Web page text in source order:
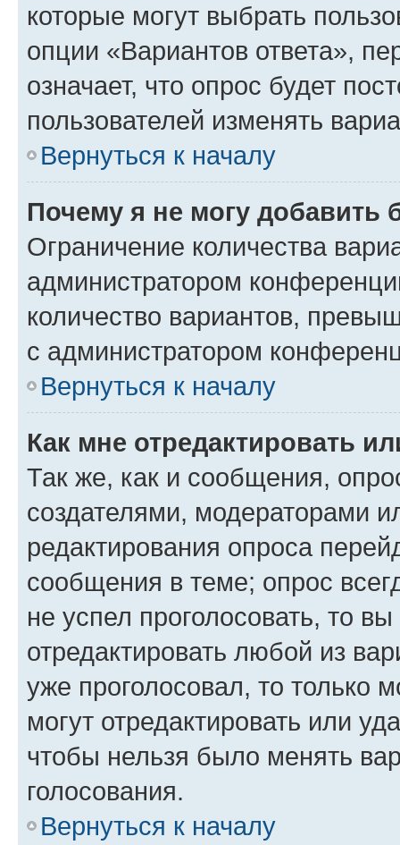
которые могут выбрать
опции «Вариантов ответа»,
означает, что опрос будет
пользователей изменять
Вернуться к началу
Почему я не могу добавить
Ограничение количества
администратором
количество вариантов,
с администратором
Вернуться к началу
Как мне отредактировать
Так же, как и сообщения,
создателями, модераторами
редактирования опроса
сообщения в теме; опрос
не успел проголосовать, то
отредактировать любой из
уже проголосовал, то только
могут отредактировать или
чтобы нельзя было менять
голосования.
Вернуться к началу